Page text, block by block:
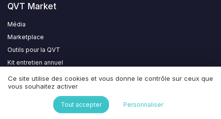
QVT Market
Média
Marketplace
Outils pour la QVT
Kit entretien annuel
Avantages sociaux
Rejoindre le club
Ce site utilise des cookies et vous donne le contrôle sur ceux que
vous souhaitez activer
Tout accepter Personnaliser